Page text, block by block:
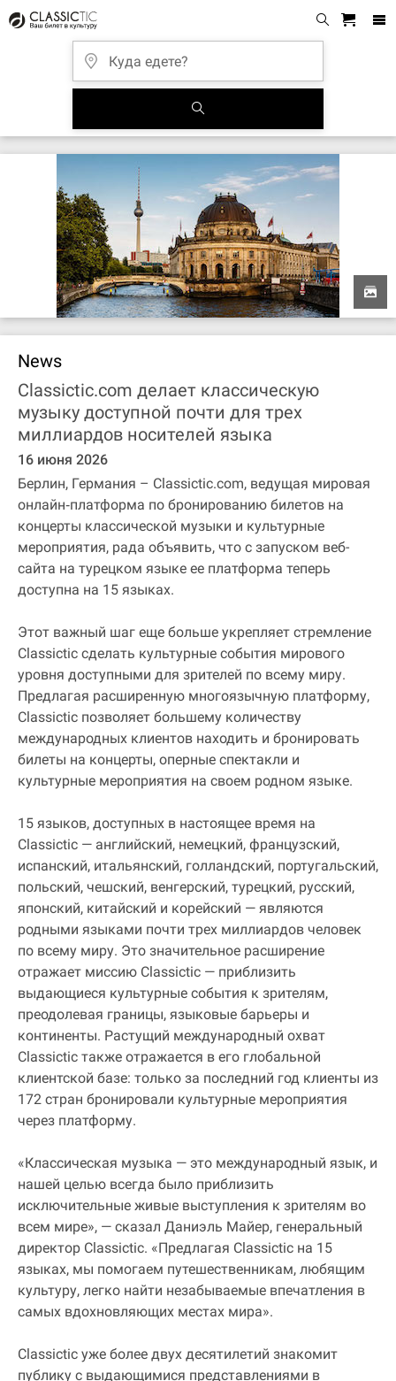
News
Classictic.com делает классическую
музыку доступной почти для трех
миллиардов носителей языка
16 июня 2026
Берлин, Германия – Classictic.com, ведущая мировая
онлайн‐платформа по бронированию билетов на
концерты классической музыки и культурные
мероприятия, рада объявить, что с запуском веб-
сайта на турецком языке ее платформа теперь
доступна на 15 языках.
Этот важный шаг еще больше укрепляет стремление
Classictic сделать культурные события мирового
уровня доступными для зрителей по всему миру.
Предлагая расширенную многоязычную платформу,
Classictic позволяет большему количеству
международных клиентов находить и бронировать
билеты на концерты, оперные спектакли и
культурные мероприятия на своем родном языке.
15 языков, доступных в настоящее время на
Classictic — английский, немецкий, французский,
испанский, итальянский, голландский, португальский,
польский, чешский, венгерский, турецкий, русский,
японский, китайский и корейский — являются
родными языками почти трех миллиардов человек
по всему миру. Это значительное расширение
отражает миссию Classictic — приблизить
выдающиеся культурные события к зрителям,
преодолевая границы, языковые барьеры и
континенты. Растущий международный охват
Classictic также отражается в его глобальной
клиентской базе: только за последний год клиенты из
172 стран бронировали культурные мероприятия
через платформу.
«Классическая музыка — это международный язык, и
нашей целью всегда было приблизить
исключительные живые выступления к зрителям во
всем мире», — сказал Даниэль Майер, генеральный
директор Classictic. «Предлагая Classictic на 15
языках, мы помогаем путешественникам, любящим
культуру, легко найти незабываемые впечатления в
самых вдохновляющих местах мира».
Classictic уже более двух десятилетий знакомит
публику с выдающимися представлениями в